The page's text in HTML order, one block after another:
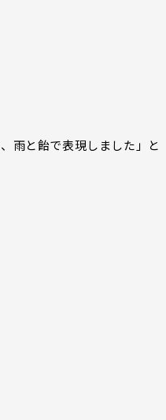
雨と飴で表現しました」と